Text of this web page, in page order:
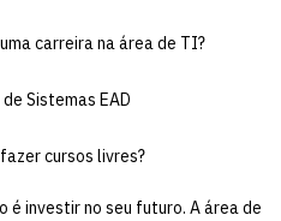
carreira na área de TI?
Sistemas EAD
cursos livres?
é investir no seu futuro. A área de